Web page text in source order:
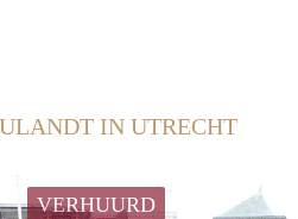
IN UTRECHT
VERHUURD